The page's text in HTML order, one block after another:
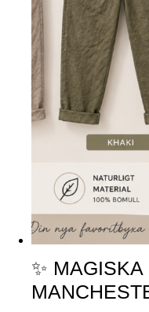
✨